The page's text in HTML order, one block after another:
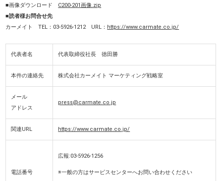
■画像ダウンロード C200-201画像.zip
■読者様お問合せ先
カーメイト TEL：03-5926-1212 URL： https://www.carmate.co.jp/
代表者名 代表取締役社長 徳田勝
本件の連絡先 株式会社カーメイト マーケティング戦略室
メール
アドレス
press@carmate.co.jp
関連URL https://www.carmate.co.jp/
電話番号
広報:03-5926-1256
※一般の方はサービスセンターへお問い合わせください